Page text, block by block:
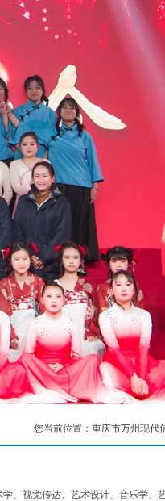
您当前位置： 重庆市万州现代
、视觉传达、艺术设计、音乐学、